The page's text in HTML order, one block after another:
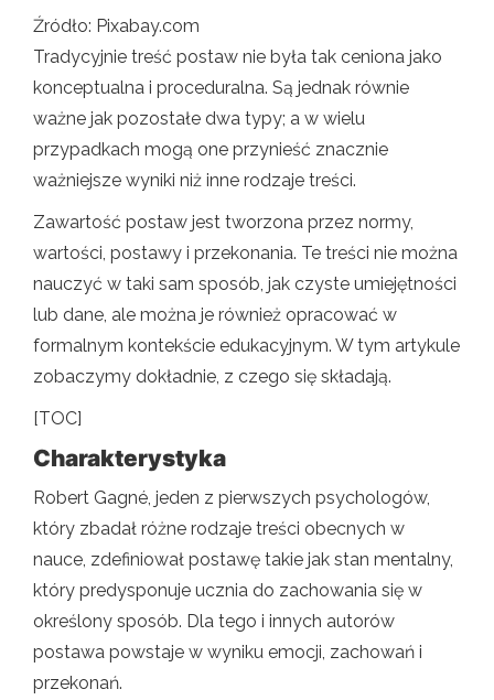
Źródło: Pixabay.com
Tradycyjnie treść postaw nie była tak ceniona jako
konceptualna i proceduralna. Są jednak równie
ważne jak pozostałe dwa typy; a w wielu
przypadkach mogą one przynieść znacznie
ważniejsze wyniki niż inne rodzaje treści.
Zawartość postaw jest tworzona przez normy,
wartości, postawy i przekonania. Te treści nie można
nauczyć w taki sam sposób, jak czyste umiejętności
lub dane, ale można je również opracować w
formalnym kontekście edukacyjnym. W tym artykule
zobaczymy dokładnie, z czego się składają.
[TOC]
Charakterystyka
Robert Gagné, jeden z pierwszych psychologów,
który zbadał różne rodzaje treści obecnych w
nauce, zdefiniował postawę takie jak stan mentalny,
który predysponuje ucznia do zachowania się w
określony sposób. Dla tego i innych autorów
postawa powstaje w wyniku emocji, zachowań i
przekonań.